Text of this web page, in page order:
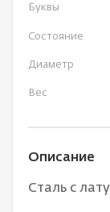
Буквы
Состояние
Диаметр
Вес
Описание
Сталь с